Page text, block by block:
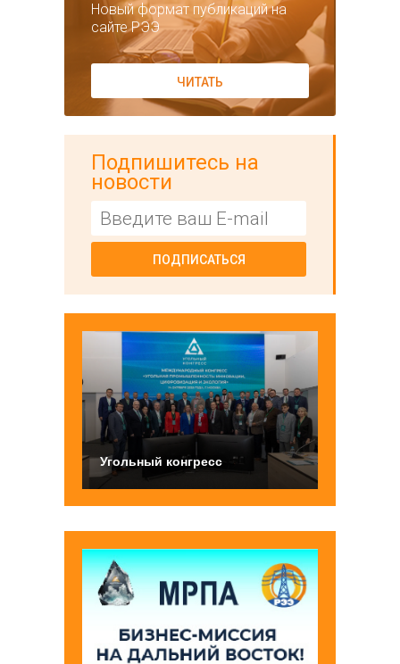
Новый формат публикаций на
сайте РЭЭ
ЧИТАТЬ
Подпишитесь на
новости
ПОДПИСАТЬСЯ
Угольный конгресс